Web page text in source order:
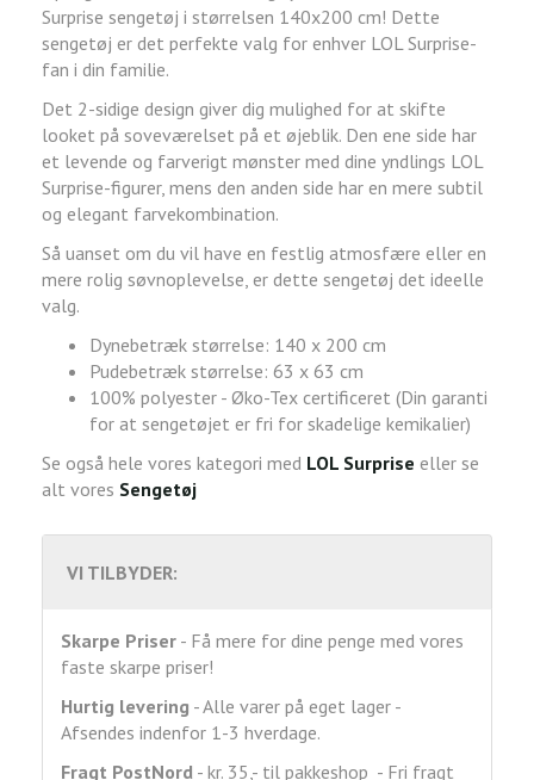
Surprise sengetøj i størrelsen 140x200 cm! Dette
sengetøj er det perfekte valg for enhver LOL Surprise-
fan i din familie.
Det 2-sidige design giver dig mulighed for at skifte
looket på soveværelset på et øjeblik. Den ene side har
et levende og farverigt mønster med dine yndlings LOL
Surprise-figurer, mens den anden side har en mere subtil
og elegant farvekombination.
Så uanset om du vil have en festlig atmosfære eller en
mere rolig søvnoplevelse, er dette sengetøj det ideelle
valg.
Dynebetræk størrelse: 140 x 200 cm
Pudebetræk størrelse: 63 x 63 cm
100% polyester - Øko-Tex certificeret (Din garanti
for at sengetøjet er fri for skadelige kemikalier)
Se også hele vores kategori med LOL Surprise eller se
alt vores Sengetøj
VI TILBYDER:
Skarpe Priser - Få mere for dine penge med vores
faste skarpe priser!
Hurtig levering - Alle varer på eget lager -
Afsendes indenfor 1-3 hverdage.
Fragt PostNord - kr. 35,- til pakkeshop - Fri fragt